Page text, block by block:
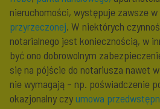
nieruchomości, występuje zawsze
przyrzeczonej. W niektórych
notarialnego jest koniecznością, w
być ono dobrowolnym
się na pójście do notariusza nawet
nie wymagają – np. poświadczenie
okazjonalny czyumowa